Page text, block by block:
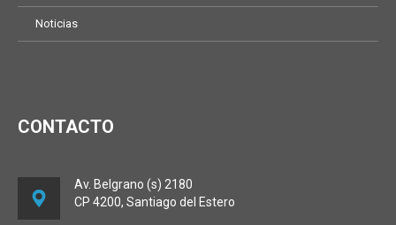
Noticias
CONTACTO
Av. Belgrano (s) 2180
CP 4200, Santiago del Estero